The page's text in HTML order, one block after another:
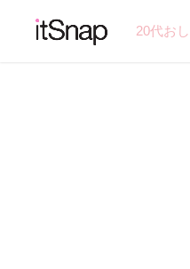
20代お